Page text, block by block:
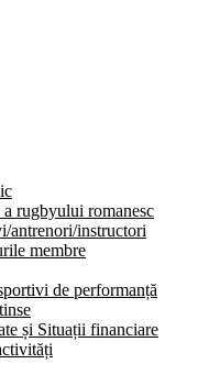
rugbyului romanesc
antrenori/instructori
membre
de performanță
și Situații financiare